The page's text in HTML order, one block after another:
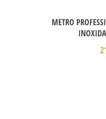
METRO